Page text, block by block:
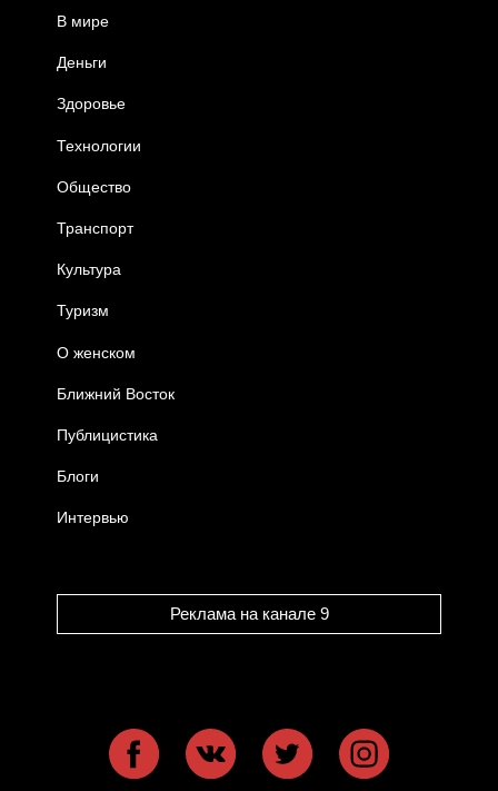
В мире
Деньги
Здоровье
Технологии
Общество
Транспорт
Культура
Туризм
О женском
Ближний Восток
Публицистика
Блоги
Интервью
Реклама на канале 9